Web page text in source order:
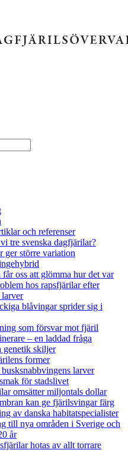
och referenser
tre svenska dagfjärilar?
ger större variation
oss att glömma hur det var
hos rapsfjärilar efter
larver
blåvingar sprider sig i
som försvar mot fjäril
– en laddad fråga
genetik skiljer
former
larver
för stadslivet
omsätter miljontals dollar
kan ge fjärilsvingar färg
av danska habitatspecialister
till nya områden i Sverige och
år
hotas av allt torrare